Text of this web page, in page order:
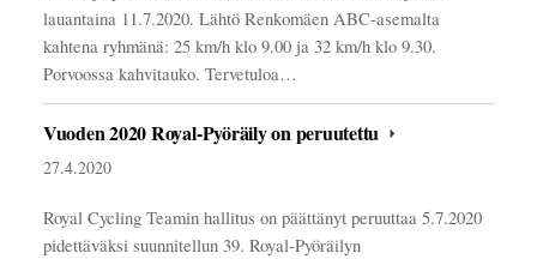
lauantaina 11.7.2020. Lähtö Renkomäen ABC-asemalta
kahtena ryhmänä: 25 km/h klo 9.00 ja 32 km/h klo 9.30.
Porvoossa kahvitauko. Tervetuloa…
Vuoden 2020 Royal-Pyöräily on peruutettu
27.4.2020
Royal Cycling Teamin hallitus on päättänyt peruuttaa 5.7.2020
pidettäväksi suunnitellun 39. Royal-Pyöräilyn